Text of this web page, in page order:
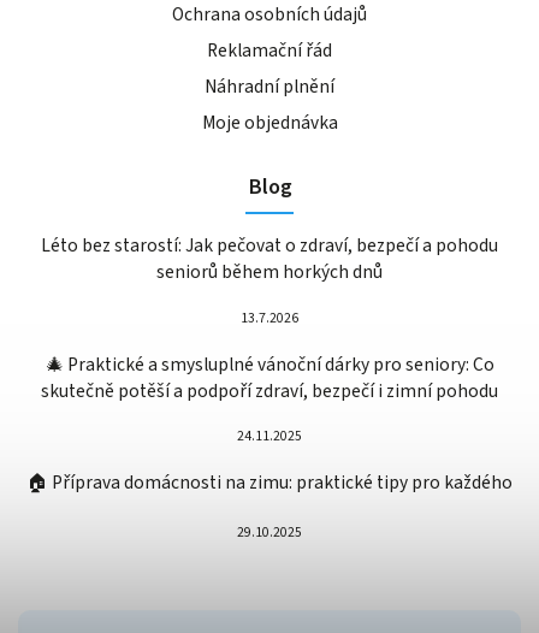
Ochrana osobních údajů
Reklamační řád
Náhradní plnění
Moje objednávka
Blog
Léto bez starostí: Jak pečovat o zdraví, bezpečí a pohodu
seniorů během horkých dnů
13.7.2026
🎄 Praktické a smysluplné vánoční dárky pro seniory: Co
skutečně potěší a podpoří zdraví, bezpečí i zimní pohodu
24.11.2025
🏠 Příprava domácnosti na zimu: praktické tipy pro každého
29.10.2025